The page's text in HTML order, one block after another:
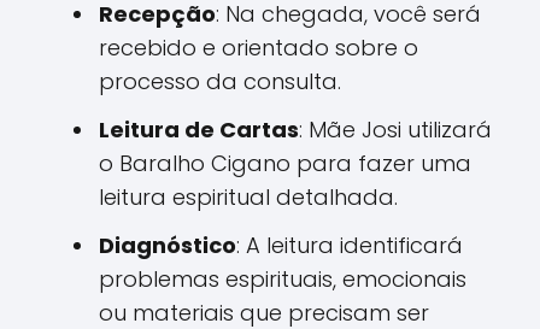
Recepção: Na chegada, você será
recebido e orientado sobre o
processo da consulta.
Leitura de Cartas: Mãe Josi utilizará
o Baralho Cigano para fazer uma
leitura espiritual detalhada.
Diagnóstico: A leitura identificará
problemas espirituais, emocionais
ou materiais que precisam ser